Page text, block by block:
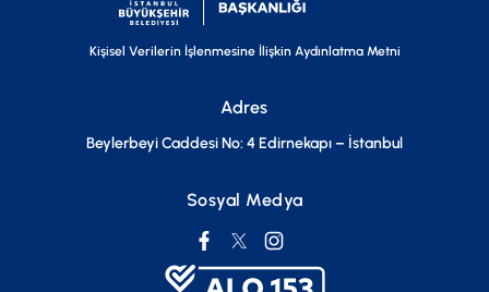
Kişisel Verilerin İşlenmesine İlişkin Aydınlatma Metni
Adres
Beylerbeyi Caddesi No: 4 Edirnekapı – İstanbul
Sosyal Medya